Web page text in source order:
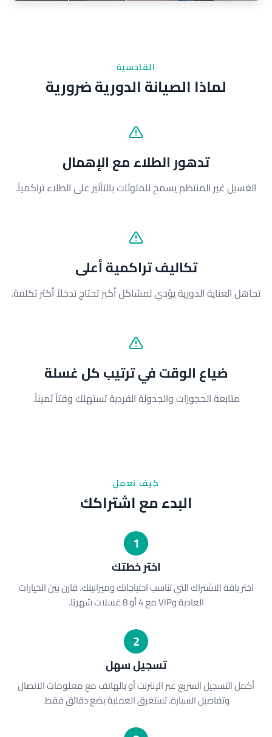
القادسية
لماذا الصيانة الدورية ضرورية
تدهور الطلاء مع الإهمال
الغسيل غير المنتظم يسمح للملوثات بالتأثير على الطلاء تراكمياً.
تكاليف تراكمية أعلى
تجاهل العناية الدورية يؤدي لمشاكل أكبر تحتاج تدخلاً أكثر تكلفة.
ضياع الوقت في ترتيب كل غسلة
متابعة الحجوزات والجدولة الفردية تستهلك وقتاً ثميناً.
كيف نعمل
البدء مع اشتراكك
1
اختر خطتك
اختر باقة الاشتراك التي تناسب احتياجاتك وميزانيتك. قارن بين الخيارات
العادية وVIP مع 4 أو 8 غسلات شهريًا.
2
تسجيل سهل
أكمل التسجيل السريع عبر الإنترنت أو بالهاتف مع معلومات الاتصال
وتفاصيل السيارة. تستغرق العملية بضع دقائق فقط.